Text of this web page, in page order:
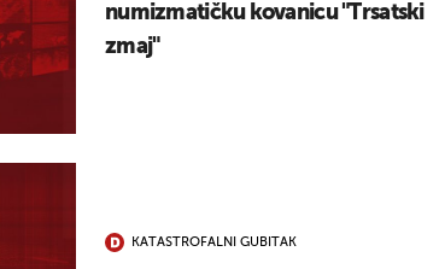
numizmatičku kovanicu "Trsatski
zmaj"
KATASTROFALNI GUBITAK